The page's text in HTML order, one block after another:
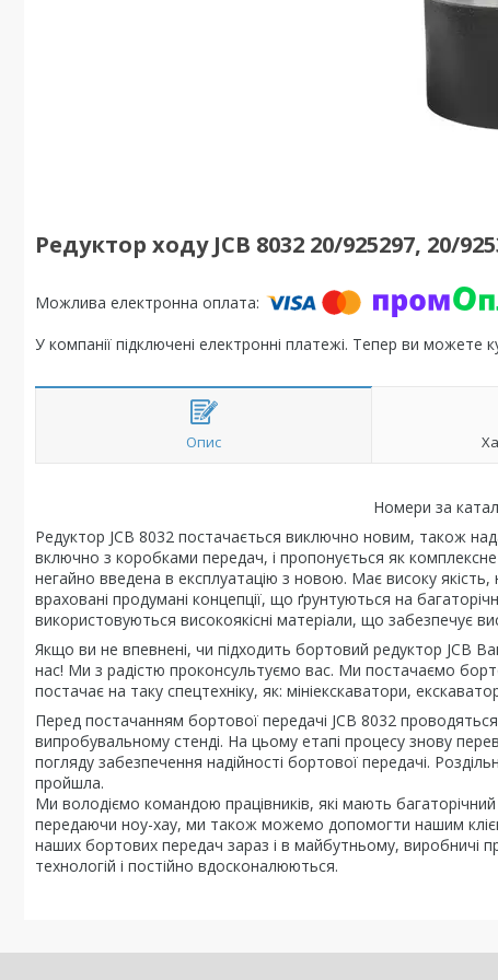
Редуктор ходу JCB 8032 20/925297, 20/
У компанії підключені електронні платежі. Тепер ви
Опис
Номери за
Редуктор JCB 8032 постачається виключно новим, також
включно з коробками передач, і пропонується як
негайно введена в експлуатацію з новою. Має високу якість,
враховані продумані концепції, що ґрунтуються на
використовуються високоякісні матеріали, що забезпечує
Якщо ви не впевнені, чи підходить бортовий редуктор JCB
нас! Ми з радістю проконсультуємо вас. Ми постачаємо
постачає на таку спецтехніку, як: мініекскаватори,
Перед постачанням бортової передачі JCB 8032
випробувальному стенді. На цьому етапі процесу знову
погляду забезпечення надійності бортової передачі.
пройшла.
Ми володіємо командою працівників, які мають
передаючи ноу-хау, ми також можемо допомогти нашим
наших бортових передач зараз і в майбутньому, виробничі
технологій і постійно вдосконалюються.